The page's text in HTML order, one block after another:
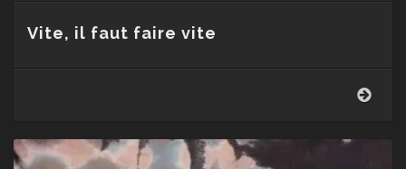
Vite, il faut faire vite